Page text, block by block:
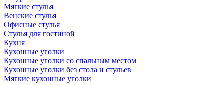
Мягкие стулья
Венские стулья
Офисные стулья
Стулья для гостиной
Кухня
Кухонные уголки
Кухонные уголки со спальным местом
Кухонные уголки без стола и стульев
Мягкие кухонные уголки